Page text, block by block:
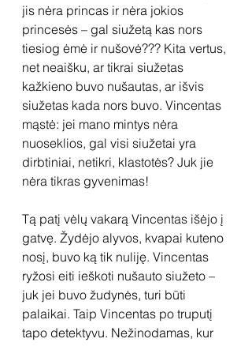
jis nėra princas ir nėra jokios
princesės – gal siužetą kas nors
tiesiog ėmė ir nušovė??? Kita vertus,
net neaišku, ar tikrai siužetas
kažkieno buvo nušautas, ar išvis
siužetas kada nors buvo. Vincentas
mąstė: jei mano mintys nėra
nuoseklios, gal visi siužetai yra
dirbtiniai, netikri, klastotės? Juk jie
nėra tikras gyvenimas!
Tą patį vėlų vakarą Vincentas išėjo į
gatvę. Žydėjo alyvos, kvapai kuteno
nosį, buvo ką tik nuliję. Vincentas
ryžosi eiti ieškoti nušauto siužeto –
juk jei buvo žudynės, turi būti
palaikai. Taip Vincentas po truputį
tapo detektyvu. Nežinodamas, kur